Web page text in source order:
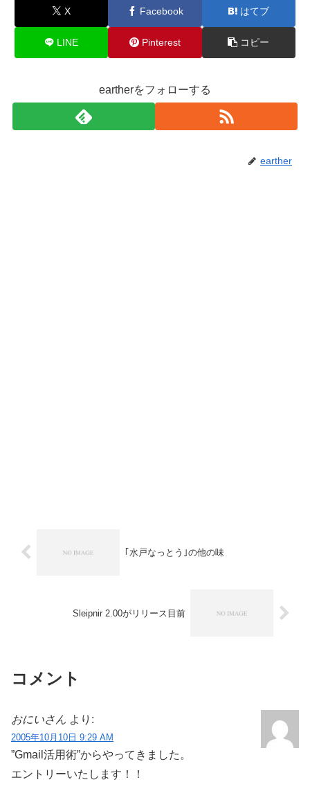
X Facebook はてブ
LINE Pinterest コピー
eartherをフォローする
earther
｢水戸なっとう｣の他の味
Sleipnir 2.00がリリース目前
コメント
おにいさん より:
2005年10月10日 9:29 AM
”Gmail活用術”からやってきました。
エントリーいたします！！